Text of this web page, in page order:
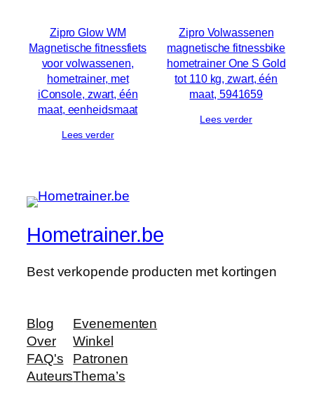
Zipro Glow WM
Magnetische fitnessfiets
voor volwassenen,
hometrainer, met
iConsole, zwart, één
maat, eenheidsmaat
Lees verder
Zipro Volwassenen
magnetische fitnessbike
hometrainer One S Gold
tot 110 kg, zwart, één
maat, 5941659
Lees verder
Hometrainer.be
Best verkopende producten met kortingen
Blog
Over
FAQ's
Auteurs
Evenementen
Winkel
Patronen
Thema’s